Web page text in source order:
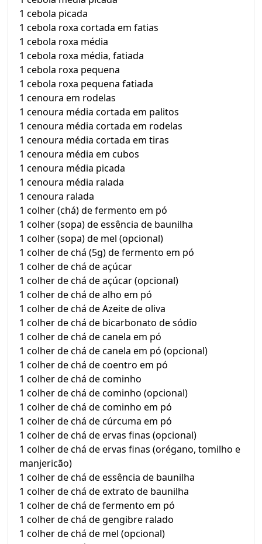
1 cebola picada
1 cebola roxa cortada em fatias
1 cebola roxa média
1 cebola roxa média, fatiada
1 cebola roxa pequena
1 cebola roxa pequena fatiada
1 cenoura em rodelas
1 cenoura média cortada em palitos
1 cenoura média cortada em rodelas
1 cenoura média cortada em tiras
1 cenoura média em cubos
1 cenoura média picada
1 cenoura média ralada
1 cenoura ralada
1 colher (chá) de fermento em pó
1 colher (sopa) de essência de baunilha
1 colher (sopa) de mel (opcional)
1 colher de chá (5g) de fermento em pó
1 colher de chá de açúcar
1 colher de chá de açúcar (opcional)
1 colher de chá de alho em pó
1 colher de chá de Azeite de oliva
1 colher de chá de bicarbonato de sódio
1 colher de chá de canela em pó
1 colher de chá de canela em pó (opcional)
1 colher de chá de coentro em pó
1 colher de chá de cominho
1 colher de chá de cominho (opcional)
1 colher de chá de cominho em pó
1 colher de chá de cúrcuma em pó
1 colher de chá de ervas finas (opcional)
1 colher de chá de ervas finas (orégano, tomilho e
manjericão)
1 colher de chá de essência de baunilha
1 colher de chá de extrato de baunilha
1 colher de chá de fermento em pó
1 colher de chá de gengibre ralado
1 colher de chá de mel (opcional)